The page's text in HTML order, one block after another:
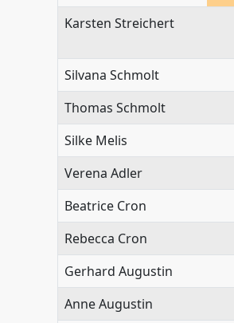
Karsten Streichert
Silvana Schmolt
Thomas Schmolt
Silke Melis
Verena Adler
Beatrice Cron
Rebecca Cron
Gerhard Augustin
Anne Augustin